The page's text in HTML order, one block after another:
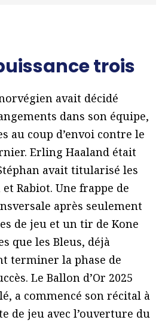
trois
avait décidé
dans son équipe,
au coup d’envoi contre le
Erling Haaland était
avait titularisé les
Rabiot. Une frappe de
après seulement
de jeu et un tir de Kone
que les Bleus, déjà
terminer la phase de
Le Ballon d’Or 2025
a commencé son récital à
de jeu avec l’ouverture du